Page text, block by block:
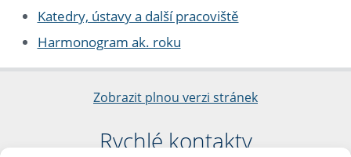
Katedry, ústavy a další pracoviště
Harmonogram ak. roku
Zobrazit plnou verzi stránek
Rychlé kontakty